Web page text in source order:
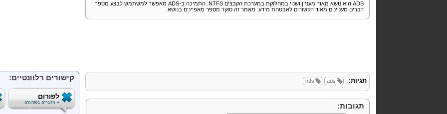
ADS הוא נושא מאוד מעניין ושנוי במחלוקת במערכת הקבצים NTFS . התמיכה ב-ADS מאפשר למשתמש לבצע מספר
דברים מעניינים מאוד הקשורים לאבטחת מידע. מאמר זה סוקר מספר מאפיינים בנושא.
תגיות: ads
ntfs
תגובות:
קישורים רלוונטיים:
לפורום